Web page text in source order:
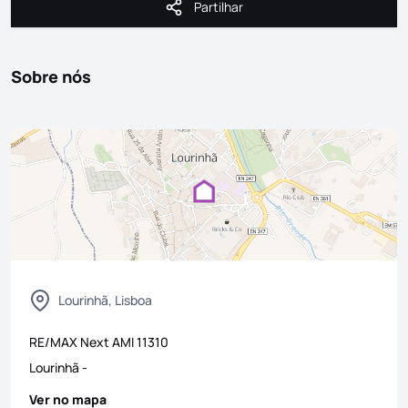
Partilhar
Partilhar
Sobre nós
Lourinhã, Lisboa
RE/MAX NextAMI11310
Lourinhã -
Ver no mapa